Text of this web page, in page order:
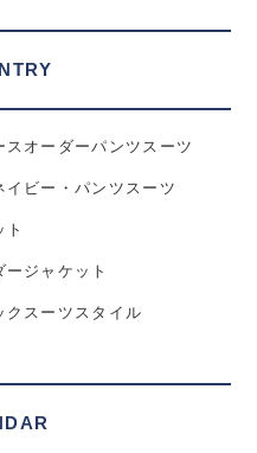
オーダーパンツスーツ
ビー・パンツスーツ
ジャケット
スーツスタイル